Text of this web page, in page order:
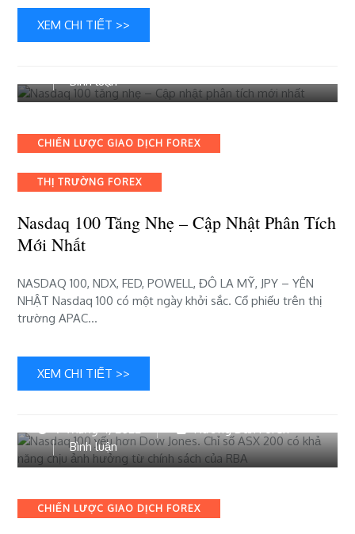
XEM CHI TIẾT >>
Bình luậnbài
viết
100
tăng
–
nhật
phân
nhất
Categories
CHIẾN LƯỢC GIAO DỊCH FOREX
THỊ TRƯỜNG FOREX
Nasdaq 100 Tăng Nhẹ – Cập Nhật Phân Tích
Mới Nhất
NASDAQ 100, NDX, FED, POWELL, ĐÔ LA MỸ, JPY – YÊN
NHẬT Nasdaq 100 có một ngày khởi sắc. Cổ phiếu trên thị
trường APAC…
XEM CHI TIẾT >>
7 Tháng 4, 2022
Hướng Dẫn Forex
Bình luậnbài
viết
100
yếu
Categories
CHIẾN LƯỢC GIAO DỊCH FOREX